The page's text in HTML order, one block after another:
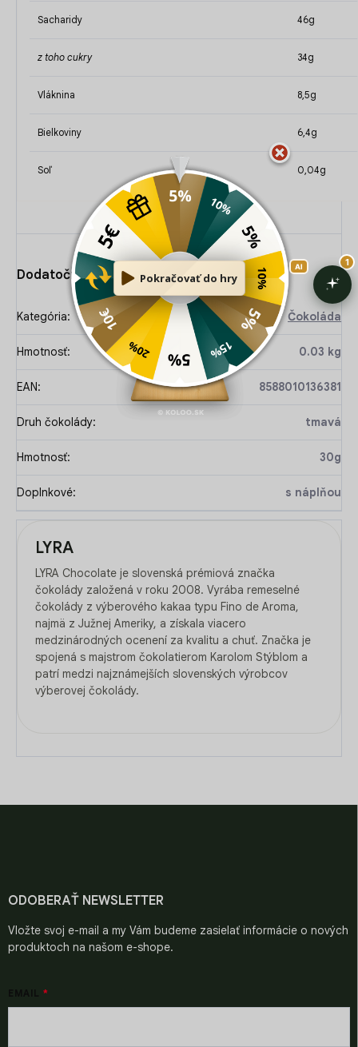
Sacharidy 46g
z toho cukry 34g
Vláknina 8,5g
Bielkoviny 6,4g
Soľ 0,04g
Dodatočné parametre
Kategória: Čokoláda
Hmotnosť: 0.03 kg
EAN: 8588010136381
Druh čokolády: tmavá
Hmotnosť: 30g
Doplnkové: s náplňou
LYRA
LYRA Chocolate je slovenská prémiová značka
čokolády založená v roku 2008. Vyrába remeselné
čokolády z výberového kakaa typu Fino de Aroma,
najmä z Južnej Ameriky, a získala viacero
medzinárodných ocenení za kvalitu a chuť. Značka je
spojená s majstrom čokolatierom Karolom Stýblom a
patrí medzi najznámejších slovenských výrobcov
výberovej čokolády.
ODOBERAŤ NEWSLETTER
Vložte svoj e-mail a my Vám budeme zasielať informácie o nových
produktoch na našom e-shope.